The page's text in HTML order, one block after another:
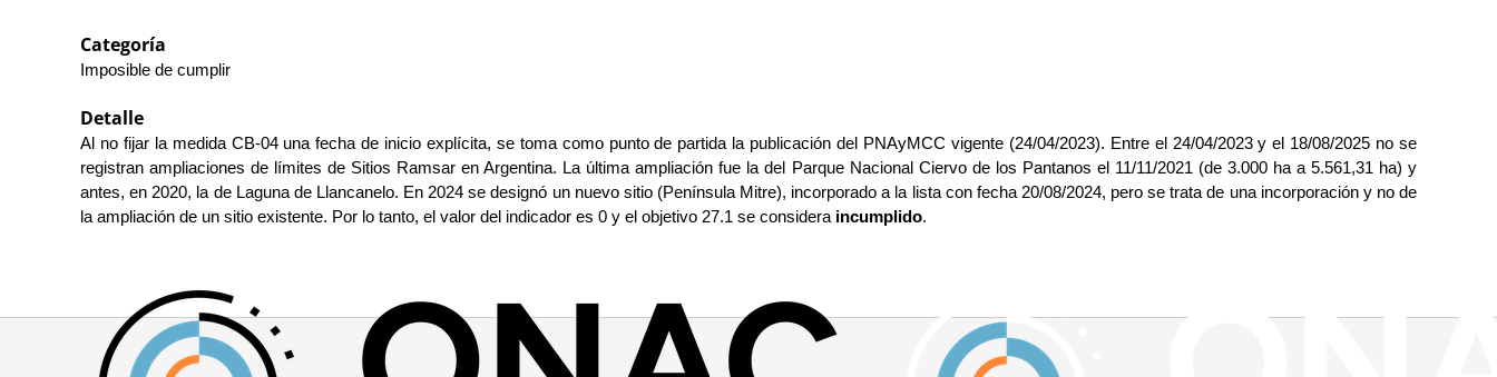
Categoría
Imposible de cumplir
Detalle
Al no fijar la medida CB-04 una fecha de inicio explícita, se toma como punto de partida la publicación del PNAyMCC vigente (24/04/2023). Entre el 24/04/2023 y el 18/08/2025 no se
registran ampliaciones de límites de Sitios Ramsar en Argentina. La última ampliación fue la del Parque Nacional Ciervo de los Pantanos el 11/11/2021 (de 3.000 ha a 5.561,31 ha) y
antes, en 2020, la de Laguna de Llancanelo. En 2024 se designó un nuevo sitio (Península Mitre), incorporado a la lista con fecha 20/08/2024, pero se trata de una incorporación y no de
la ampliación de un sitio existente. Por lo tanto, el valor del indicador es 0 y el objetivo 27.1 se considera incumplido.